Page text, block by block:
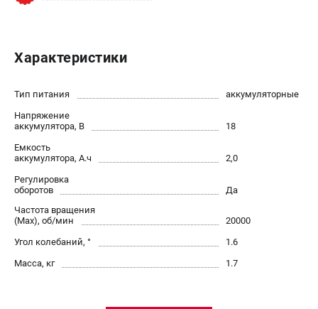
Контакты
Способы оплаты
О компании
О бренде
Политика обработки персональных данных
Новости
Программа бонусов
Пользовательское соглашение
Характеристики
Тип питания
аккумуляторные
Напряжение
аккумулятора, В
18
Емкость
аккумулятора, А.ч
2,0
Регулировка
оборотов
Да
Частота вращения
(Max), об/мин
20000
Угол колебаний, °
1.6
Масса, кг
1.7